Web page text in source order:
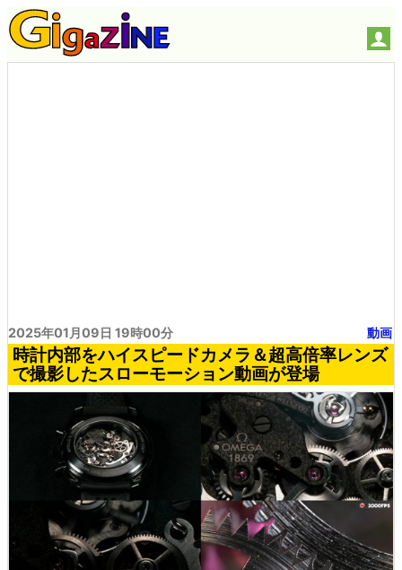
2025年01月09日 19時00分 動画
時計内部をハイスピードカメラ＆超高倍率レンズ
で撮影したスローモーション動画が登場